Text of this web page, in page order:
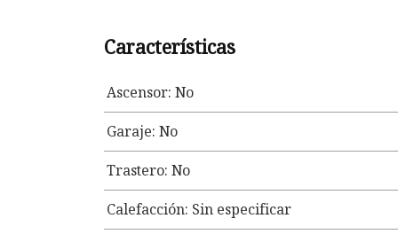
Características
Ascensor: No
Garaje: No
Trastero: No
Calefacción: Sin especificar